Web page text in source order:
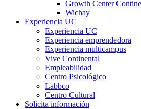
Growth Center
Wichay
Experiencia UC
Experiencia UC
Experiencia emprendedora
Experiencia multicampus
Vive Continental
Empleabilidad
Centro Psicológico
Labbco
Centro Cultural
Solicita información